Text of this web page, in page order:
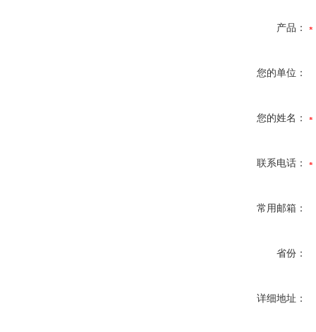
产品：
您的单位：
您的姓名：
联系电话：
常用邮箱：
省份：
详细地址：